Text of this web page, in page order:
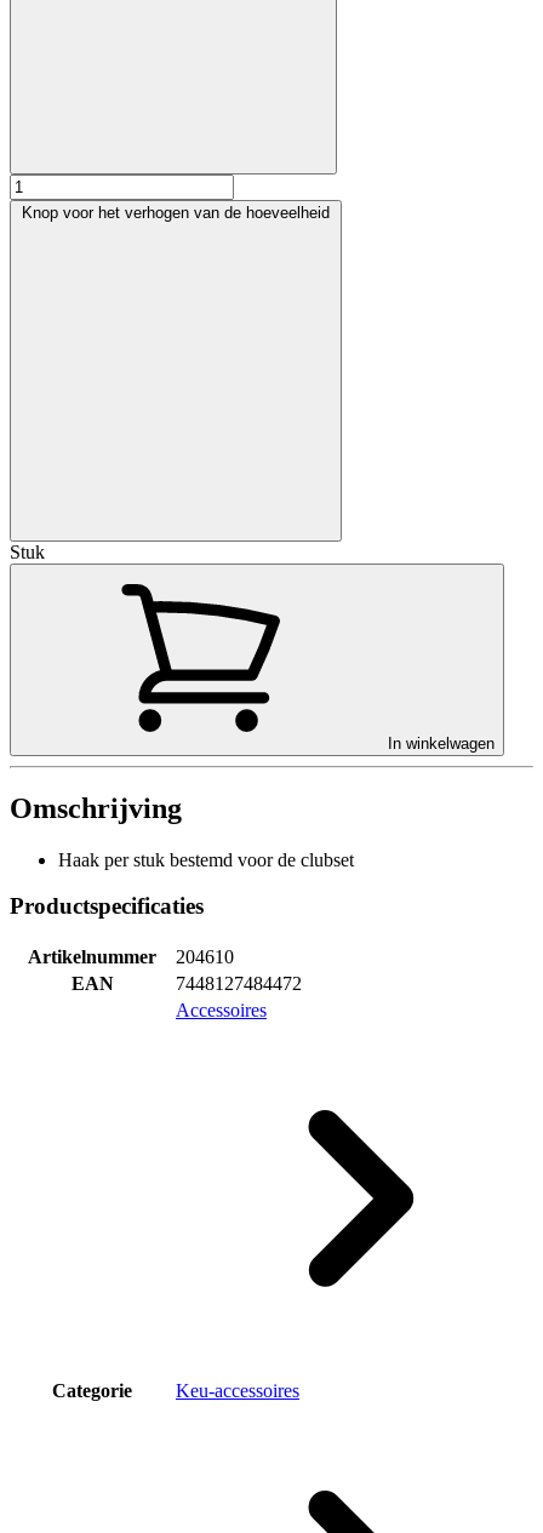
Knop voor het verhogen van de hoeveelheid
Stuk
In winkelwagen
Omschrijving
Haak per stuk bestemd voor de clubset
Productspecificaties
Artikelnummer
204610
EAN
7448127484472
Categorie
Accessoires
Keu-accessoires